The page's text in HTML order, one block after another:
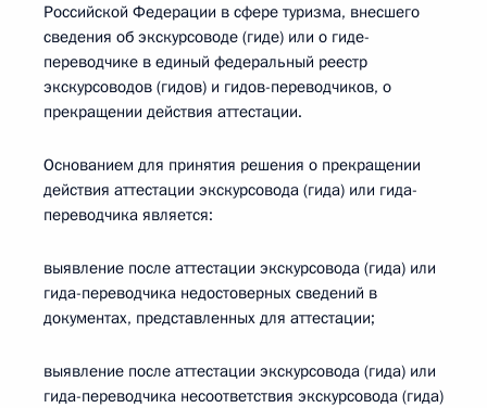
Российской Федерации в сфере туризма, внесшего
сведения об экскурсоводе (гиде) или о гиде-
переводчике в единый федеральный реестр
экскурсоводов (гидов) и гидов-переводчиков, о
прекращении действия аттестации.
Основанием для принятия решения о прекращении
действия аттестации экскурсовода (гида) или гида-
переводчика является:
выявление после аттестации экскурсовода (гида) или
гида-переводчика недостоверных сведений в
документах, представленных для аттестации;
выявление после аттестации экскурсовода (гида) или
гида-переводчика несоответствия экскурсовода (гида)